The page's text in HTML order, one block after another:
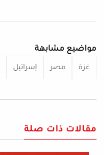
مواضيع مشابهة
غزة مصر إسرائيل
مقالات ذات صلة